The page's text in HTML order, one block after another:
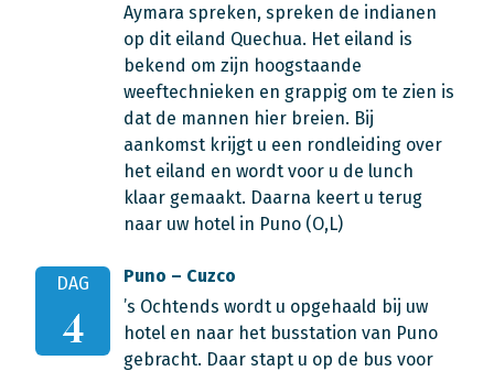
Aymara spreken, spreken de indianen
op dit eiland Quechua. Het eiland is
bekend om zijn hoogstaande
weeftechnieken en grappig om te zien is
dat de mannen hier breien. Bij
aankomst krijgt u een rondleiding over
het eiland en wordt voor u de lunch
klaar gemaakt. Daarna keert u terug
naar uw hotel in Puno (O,L)
DAG
4
Puno – Cuzco
’s Ochtends wordt u opgehaald bij uw
hotel en naar het busstation van Puno
gebracht. Daar stapt u op de bus voor